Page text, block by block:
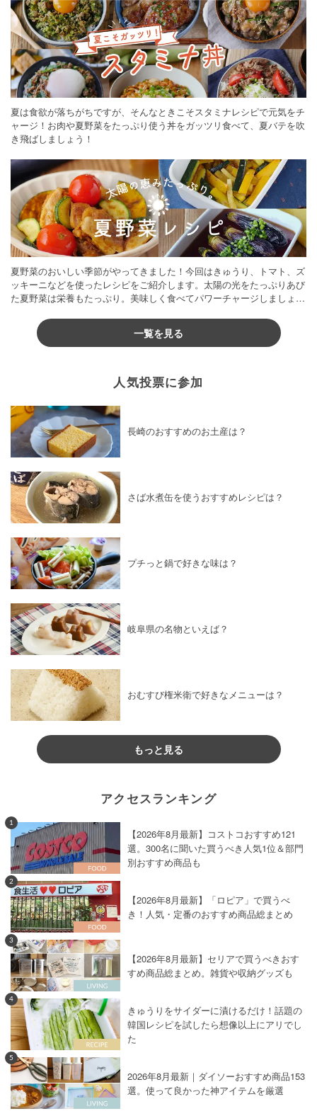
夏は食欲が落ちがちですが、そんなときこそスタミナレシピで元気をチ
ャージ！お肉や夏野菜をたっぷり使う丼をガッツリ食べて、夏バテを吹
き飛ばしましょう！
夏野菜のおいしい季節がやってきました！今回はきゅうり、トマト、ズ
ッキーニなどを使ったレシピをご紹介します。太陽の光をたっぷりあび
た夏野菜は栄養もたっぷり。美味しく食べてパワーチャージしましょう
一覧を見る
人気投票に参加
長崎のおすすめのお土産は？
さば水煮缶を使うおすすめレシピは？
プチっと鍋で好きな味は？
岐阜県の名物といえば？
おむすび権米衛で好きなメニューは？
もっと見る
アクセスランキング
1
【2026年8月最新】コストコおすすめ121
選。300名に聞いた買うべき人気1位＆部門
別おすすめ商品も
2
【2026年8月最新】「ロピア」で買うべ
き！人気・定番のおすすめ商品総まとめ
3
【2026年8月最新】セリアで買うべきおす
すめ商品総まとめ。雑貨や収納グッズも
4
きゅうりをサイダーに漬けるだけ！話題の
韓国レシピを試したら想像以上にアリでし
た
5
2026年8月最新｜ダイソーおすすめ商品153
選。使って良かった神アイテムを厳選